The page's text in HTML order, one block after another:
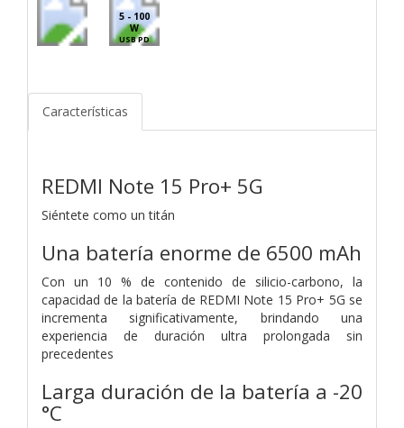
5 - 100
W
USB PD
Características
REDMI Note 15 Pro+ 5G
Siéntete como un titán
Una batería enorme de 6500 mAh
Con un 10 % de contenido de silicio-carbono, la
capacidad de la batería de REDMI Note 15 Pro+ 5G se
incrementa significativamente, brindando una
experiencia de duración ultra prolongada sin
precedentes
Larga duración de la batería a -20
°C